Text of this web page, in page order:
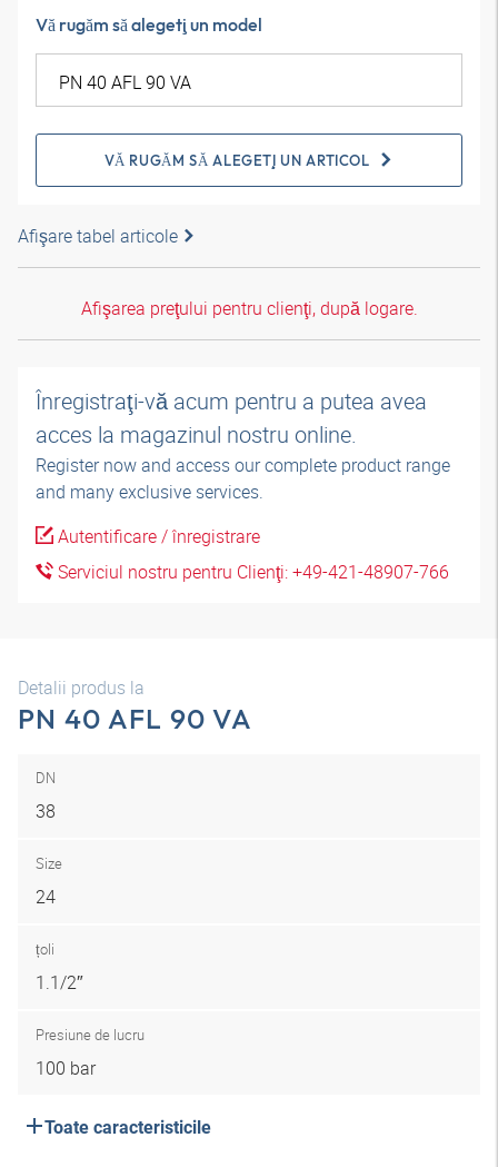
Vă rugăm să alegeţi un model
VĂ RUGĂM SĂ ALEGEŢI UN ARTICOL
Afişare tabel articole
Afişarea preţului pentru clienţi, după logare.
Înregistraţi-vă acum pentru a putea avea
acces la magazinul nostru online.
Register now and access our complete product range
and many exclusive services.
Autentificare / înregistrare
Serviciul nostru pentru Clienţi: +49-421-48907-766
Detalii produs la
PN 40 AFL 90 VA
DN
38
Size
24
țoli
1.1/2″
Presiune de lucru
100 bar
Toate caracteristicile